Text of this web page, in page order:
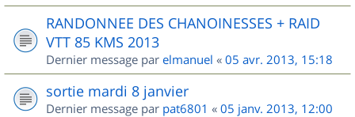
RANDONNEE DES CHANOINESSES + RAID
VTT 85 KMS 2013
Dernier message par elmanuel « 05 avr. 2013, 15:18
sortie mardi 8 janvier
Dernier message par pat6801 « 05 janv. 2013, 12:00